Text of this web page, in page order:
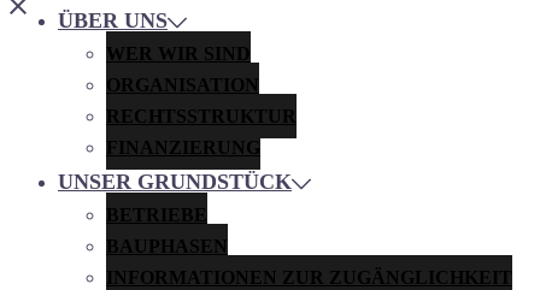
ÜBER UNS
WER WIR SIND
ORGANISATION
RECHTSSTRUKTUR
FINANZIERUNG
UNSER GRUNDSTÜCK
BETRIEBE
BAUPHASEN
INFORMATIONEN ZUR ZUGÄNGLICHKEIT